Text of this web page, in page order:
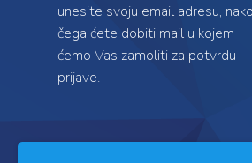
unesite svoju email adresu,
čega ćete dobiti mail u kojem
ćemo Vas zamoliti za potvrdu
prijave.